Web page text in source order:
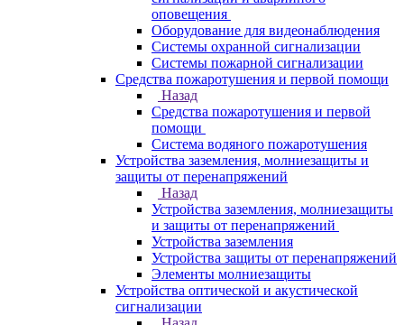
оповещения
Оборудование для видеонаблюдения
Системы охранной сигнализации
Системы пожарной сигнализации
Средства пожаротушения и первой помощи
Назад
Средства пожаротушения и первой
помощи
Система водяного пожаротушения
Устройства заземления, молниезащиты и
защиты от перенапряжений
Назад
Устройства заземления, молниезащиты
и защиты от перенапряжений
Устройства заземления
Устройства защиты от перенапряжений
Элементы молниезащиты
Устройства оптической и акустической
сигнализации